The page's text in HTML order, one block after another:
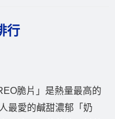
行
脆片」是熱量最高的
最愛的鹹甜濃郁「奶